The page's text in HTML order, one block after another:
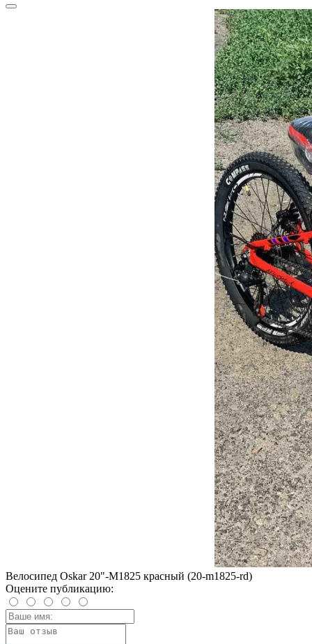
Велосипед Oskar 20"-M1825 красный (20-m1825-rd)
Оцените публикацию: